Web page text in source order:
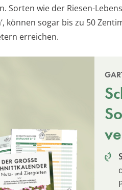
Sorten wie der Riesen-
können sogar bis zu 50
erreichen.